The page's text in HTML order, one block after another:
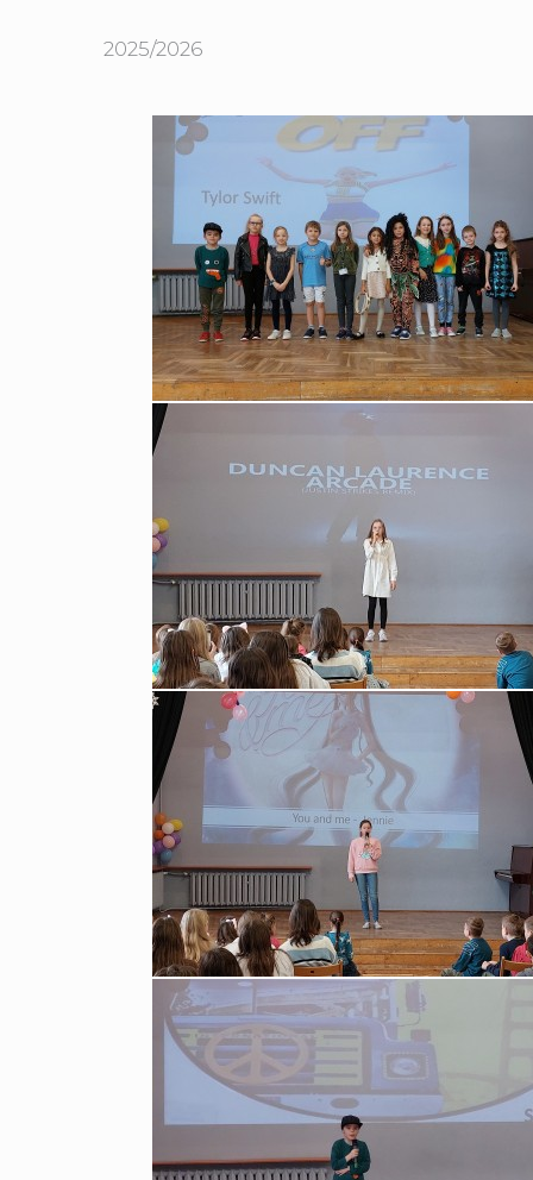
2025/2026